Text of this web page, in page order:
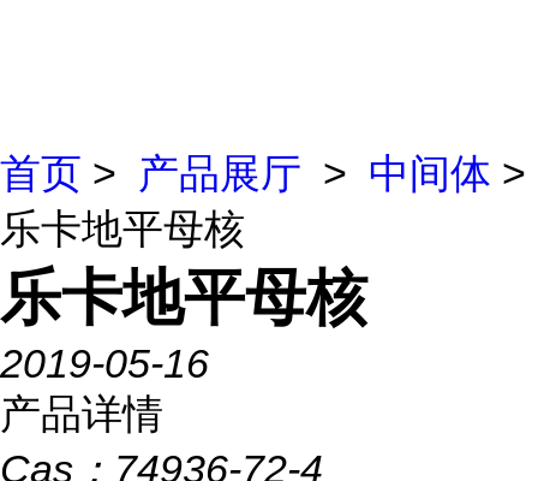
首页 > 产品展厅 > 中间体 >
乐卡地平母核
乐卡地平母核
2019-05-16
产品详情
Cas： 74936-72-4